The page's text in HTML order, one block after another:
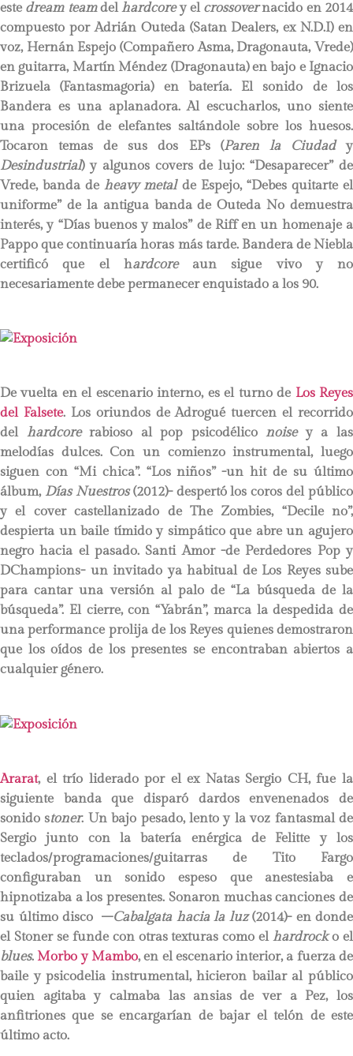
este dream teamdelhardcorey el crossovernacido en 2014
compuesto por Adrián Outeda (Satan Dealers, ex N.D.I) en
voz, Hernán Espejo (Compañero Asma, Dragonauta, Vrede)
en guitarra, Martín Méndez (Dragonauta) en bajo e Ignacio
Brizuela (Fantasmagoria) en batería. El sonido de los
Bandera es una aplanadora. Al escucharlos, uno siente
una procesión de elefantes saltándole sobre los huesos.
Tocaron temas de sus dos EPs (Paren la Ciudady
Desindustrial) y algunos covers de lujo: “Desaparecer” de
Vrede, banda deheavy metal de Espejo, “Debes quitarte el
uniforme” de la antigua banda de Outeda No demuestra
interés, y “Días buenos y malos” de Riff en un homenaje a
Pappo que continuaría horas más tarde. Bandera de Niebla
certificó que el hardcoreaun sigue vivo y no
necesariamente debe permanecer enquistado a los 90.
De vuelta en el escenario interno, es el turno de Los Reyes
del Falsete. Los oriundos de Adrogué tuercen el recorrido
del hardcorerabioso al pop psicodéliconoisey a las
melodías dulces. Con un comienzo instrumental, luego
siguen con “Mi chica”. “Los niños” -un hit de su último
álbum,Días Nuestros(2012)- despertó los coros del público
y el cover castellanizado de The Zombies, “Decile no”,
despierta un baile tímido y simpático que abre un agujero
negro hacia el pasado. Santi Amor -de Perdedores Pop y
DChampions- un invitado ya habitual de Los Reyes sube
para cantar una versión al palo de “La búsqueda de la
búsqueda”. El cierre, con “Yabrán”, marca la despedida de
una performance prolija de los Reyes quienes demostraron
que los oídos de los presentes se encontraban abiertos a
cualquier género.
Ararat, el trío liderado por el ex Natas Sergio CH, fue la
siguiente banda que disparó dardos envenenados de
sonido stoner. Un bajo pesado, lento y la voz fantasmal de
Sergio junto con la batería enérgica de Felitte y los
teclados/programaciones/guitarras de Tito Fargo
configuraban un sonido espeso que anestesiaba e
hipnotizaba a los presentes. Sonaron muchas canciones de
su último disco –Cabalgata hacia la luz(2014)- en donde
el Stoner se funde con otras texturas como elhardrocko el
blues.Morbo y Mambo, en el escenario interior, a fuerza de
baile y psicodelia instrumental, hicieron bailar al público
quien agitaba y calmaba las ansias de ver a Pez, los
anfitriones que se encargarían de bajar el telón de este
último acto.